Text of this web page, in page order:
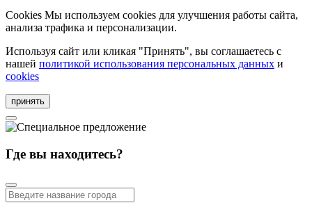
Cookies Мы используем cookies для улучшения работы сайта,
анализа трафика и персонализации.
Используя сайт или кликая "Принять", вы соглашаетесь с
нашей политикой использования персональных данных и
cookies
принять
Где вы находитесь?